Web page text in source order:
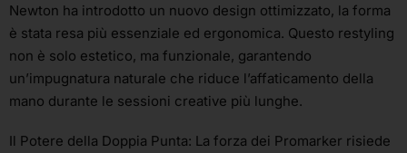
Newton ha introdotto un nuovo design ottimizzato, la forma
è stata resa più essenziale ed ergonomica. Questo restyling
non è solo estetico, ma funzionale, garantendo
un’impugnatura naturale che riduce l’affaticamento della
mano durante le sessioni creative più lunghe.
Il Potere della Doppia Punta: La forza dei Promarker risiede